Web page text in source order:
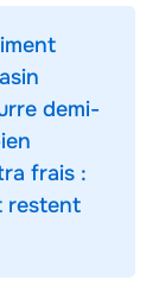
demi-
frais :
restent